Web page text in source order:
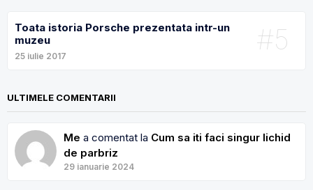
#5
Toata istoria Porsche prezentata intr-un
muzeu
25 iulie 2017
ULTIMELE COMENTARII
Me a comentat la Cum sa iti faci singur lichid
de parbriz
29 ianuarie 2024